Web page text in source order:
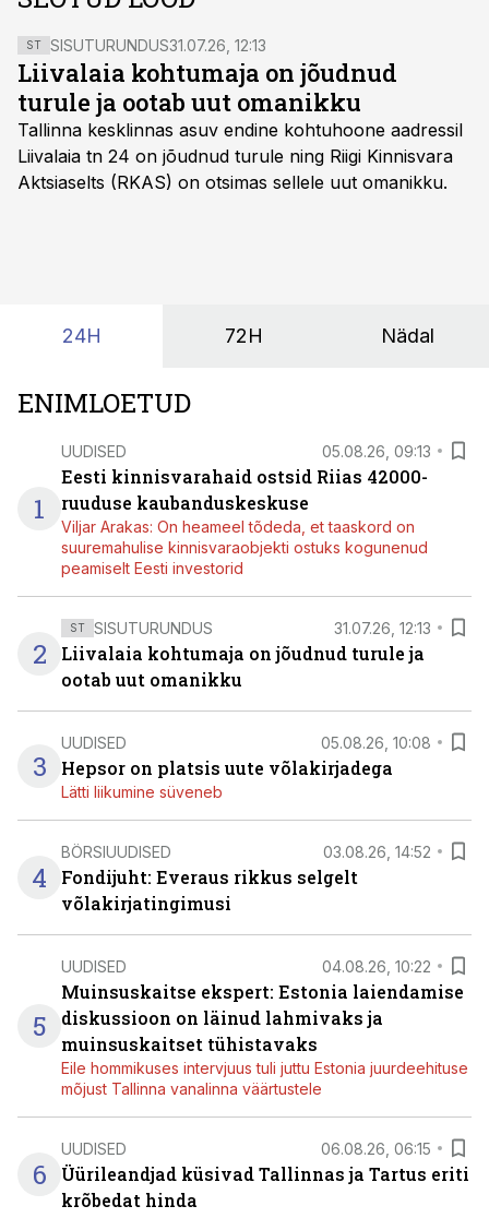
ST SISUTURUNDUS31.07.26, 12:13
Liivalaia kohtumaja on jõudnud
turule ja ootab uut omanikku
Tallinna kesklinnas asuv endine kohtuhoone aadressil
Liivalaia tn 24 on jõudnud turule ning Riigi Kinnisvara
Aktsiaselts (RKAS) on otsimas sellele uut omanikku.
24H 72H Nädal
ENIMLOETUD
1
UUDISED 05.08.26, 09:13
Eesti kinnisvarahaid ostsid Riias 42000-
ruuduse kaubanduskeskuse
Viljar Arakas: On heameel tõdeda, et taaskord on
suuremahulise kinnisvaraobjekti ostuks kogunenud
peamiselt Eesti investorid
2
ST SISUTURUNDUS 31.07.26, 12:13
Liivalaia kohtumaja on jõudnud turule ja
ootab uut omanikku
3
UUDISED 05.08.26, 10:08
Hepsor on platsis uute võlakirjadega
Lätti liikumine süveneb
4
BÖRSIUUDISED 03.08.26, 14:52
Fondijuht: Everaus rikkus selgelt
võlakirjatingimusi
5
UUDISED 04.08.26, 10:22
Muinsuskaitse ekspert: Estonia laiendamise
diskussioon on läinud lahmivaks ja
muinsuskaitset tühistavaks
Eile hommikuses intervjuus tuli juttu Estonia juurdeehituse
mõjust Tallinna vanalinna väärtustele
6
UUDISED 06.08.26, 06:15
Üürileandjad küsivad Tallinnas ja Tartus eriti
krõbedat hinda